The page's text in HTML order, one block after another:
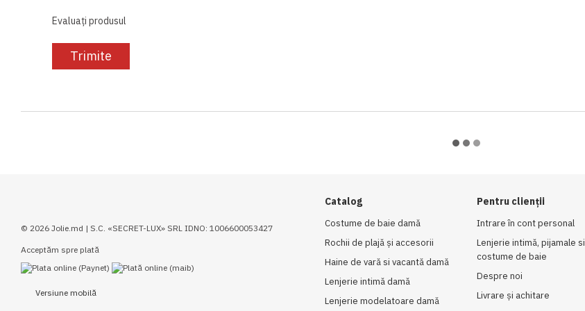
Evaluați produsul
Trimite
© 2026 Jolie.md | S.C. «SECRET-LUX» SRL IDNO: 1006600053427
Acceptăm spre plată
Versiune mobilă
Catalog
Costume de baie damă
Rochii de plajă și accesorii
Haine de vară si vacantă damă
Lenjerie intimă damă
Lenjerie modelatoare damă
Pentru clienții
Intrare în cont personal
Lenjerie intimă, pijamale si
costume de baie
Despre noi
Livrare și achitare